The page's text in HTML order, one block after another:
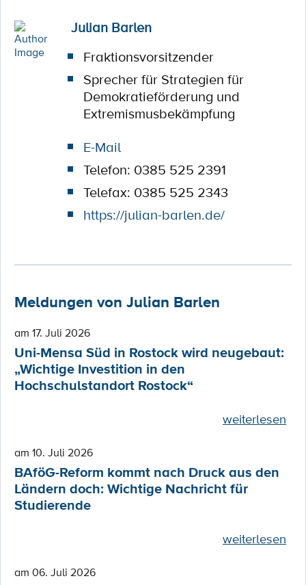
Julian Barlen
Fraktionsvorsitzender
Sprecher für Strategien für
Demokratieförderung und
Extremismusbekämpfung
E-Mail
Telefon: 0385 525 2391
Telefax: 0385 525 2343
https://julian-barlen.de/
Meldungen von Julian Barlen
am 17. Juli 2026
Uni-Mensa Süd in Rostock wird neugebaut:
„Wichtige Investition in den
Hochschulstandort Rostock“
weiterlesen
am 10. Juli 2026
BAföG-Reform kommt nach Druck aus den
Ländern doch: Wichtige Nachricht für
Studierende
weiterlesen
am 06. Juli 2026